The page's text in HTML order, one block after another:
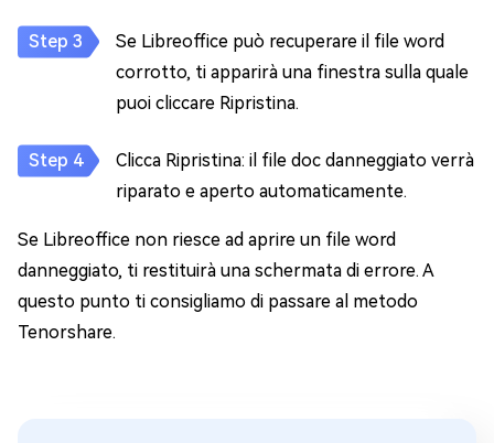
Se Libreoffice può recuperare il file word
corrotto, ti apparirà una finestra sulla quale
puoi cliccare Ripristina.
Clicca Ripristina: il file doc danneggiato verrà
riparato e aperto automaticamente.
Se Libreoffice non riesce ad aprire un file word
danneggiato, ti restituirà una schermata di errore. A
questo punto ti consigliamo di passare al metodo
Tenorshare.